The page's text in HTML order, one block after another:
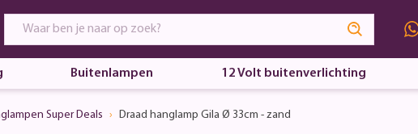
Buitenlampen 12 Volt buitenverlichting
Super Deals Draad hanglamp Gila Ø 33cm - zand